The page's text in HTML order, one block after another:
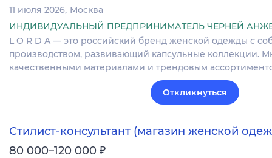
11 июля 2026 Москва
ИНДИВИДУАЛЬНЫЙ ПРЕДПРИНИМАТЕЛЬ ЧЕРНЕЙ
L O R D A — это​​ российский бренд женской одежды с
производством, развивающий капсульные коллекции.
качественными материалами и трендовым
Откликнуться
Стилист-консультант (магазин женской
80 000–120 000 ₽